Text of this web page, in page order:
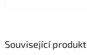
Související